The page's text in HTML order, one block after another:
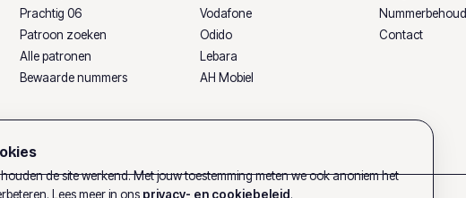
Prachtig 06
Patroon zoeken
Alle patronen
Bewaarde nummers
Vodafone
Odido
Lebara
AH Mobiel
Nummerbehoud
Contact
de site werkend. Met jouw toestemming meten we ook anoniem het
Lees meer in ons privacy- en cookiebeleid.